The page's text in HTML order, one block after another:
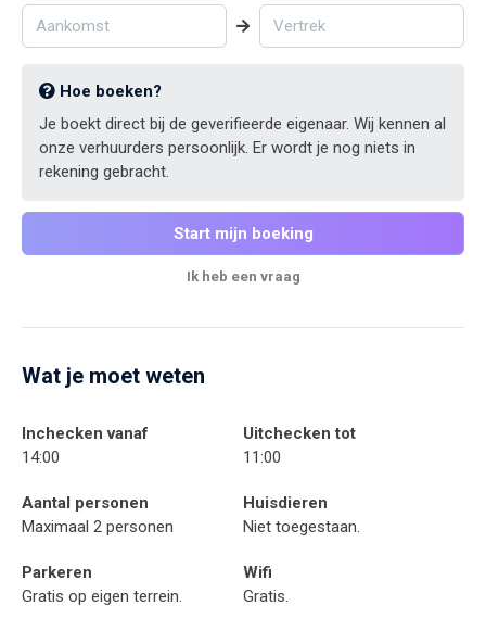
Hoe boeken?
Je boekt direct bij de geverifieerde eigenaar. Wij kennen al
onze verhuurders persoonlijk. Er wordt je nog niets in
rekening gebracht.
Start mijn boeking
Ik heb een vraag
Wat je moet weten
Inchecken vanaf
14:00
Uitchecken tot
11:00
Aantal personen
Maximaal 2 personen
Huisdieren
Niet toegestaan.
Parkeren
Gratis op eigen terrein.
Wifi
Gratis.